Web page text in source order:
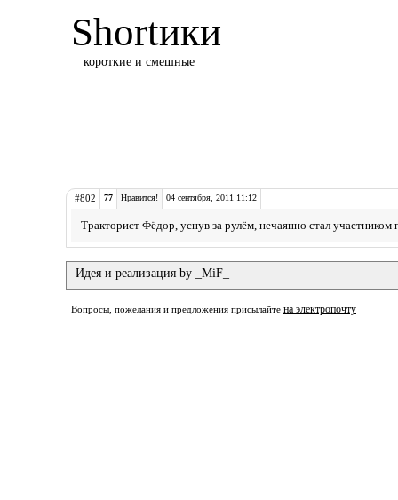
Shortики
короткие и смешные
#802 77 Нравится! 04 сентября, 2011 11:12
Тракторист Фёдор, уснув за рулём, нечаянно стал
Идея и реализация by _MiF_
Вопросы, пожелания и предложения присылайте на электропочту